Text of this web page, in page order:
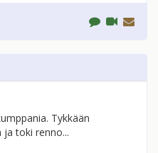
Tykkään
toki renno...